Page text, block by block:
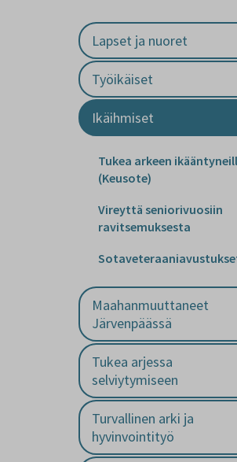
Lapset ja nuoret
Työikäiset
Ikäihmiset
Tukea arkeen
(Keusote)
Vireyttä seniorivuosiin
ravitsemuksesta
Maahanmuuttaneet
Järvenpäässä
Tukea arjessa
selviytymiseen
Turvallinen arki ja
hyvinvointityö